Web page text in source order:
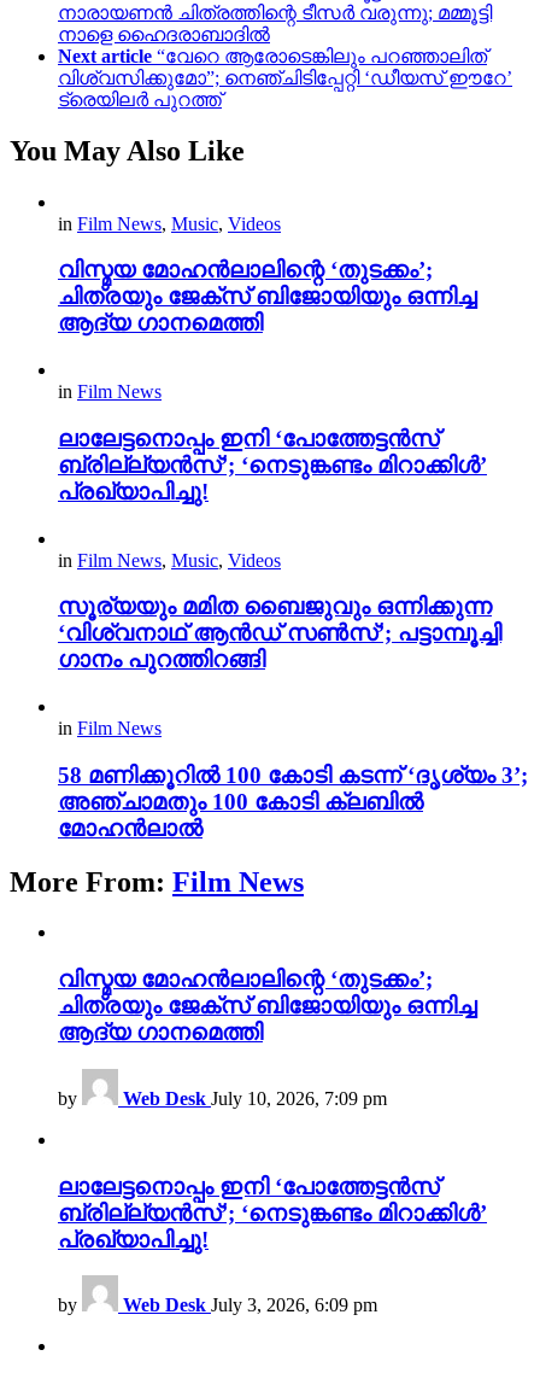
നാരായണൻ ചിത്രത്തിന്റെ ടീസർ വരുന്നു; മമ്മൂട്ടി
നാളെ ഹൈദരാബാദിൽ
Next article “വേറെ ആരോടെങ്കിലും പറഞ്ഞാലിത്
വിശ്വസിക്കുമോ”; നെഞ്ചിടിപ്പേറ്റി ‘ഡീയസ് ഈറേ’
ട്രെയിലർ പുറത്ത്
You May Also Like
in Film News, Music, Videos
വിസ്മയ മോഹൻലാലിന്റെ ‘തുടക്കം’;
ചിത്രയും ജേക്സ് ബിജോയിയും ഒന്നിച്ച
ആദ്യ ഗാനമെത്തി
in Film News
ലാലേട്ടനൊപ്പം ഇനി ‘പോത്തേട്ടൻസ്
ബ്രില്ല്യൻസ്’; ‘നെടുങ്കണ്ടം മിറാക്കിൾ’
പ്രഖ്യാപിച്ചു!
in Film News, Music, Videos
സൂര്യയും മമിത ബൈജുവും ഒന്നിക്കുന്ന
‘വിശ്വനാഥ് ആൻഡ് സൺസ്’; പട്ടാമ്പൂച്ചി
ഗാനം പുറത്തിറങ്ങി
in Film News
58 മണിക്കൂറിൽ 100 കോടി കടന്ന് ‘ദൃശ്യം 3’;
അഞ്ചാമതും 100 കോടി ക്ലബിൽ
മോഹൻലാൽ
More From: Film News
വിസ്മയ മോഹൻലാലിന്റെ ‘തുടക്കം’;
ചിത്രയും ജേക്സ് ബിജോയിയും ഒന്നിച്ച
ആദ്യ ഗാനമെത്തി
by Web Desk July 10, 2026, 7:09 pm
ലാലേട്ടനൊപ്പം ഇനി ‘പോത്തേട്ടൻസ്
ബ്രില്ല്യൻസ്’; ‘നെടുങ്കണ്ടം മിറാക്കിൾ’
പ്രഖ്യാപിച്ചു!
by Web Desk July 3, 2026, 6:09 pm